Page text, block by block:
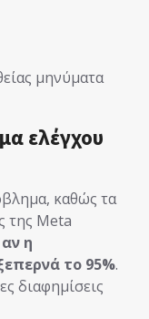
μηνύματα
ελέγχου
καθώς τα
της Meta
η
το 95%.
διαφημίσεις